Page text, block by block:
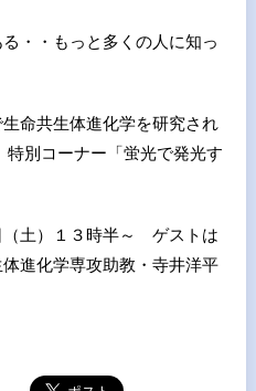
・・もっと多くの人に知っ
命共生体進化学を研究され
別コーナー「蛍光で発光す
土）１３時半～ ゲストは
進化学専攻助教・寺井洋平